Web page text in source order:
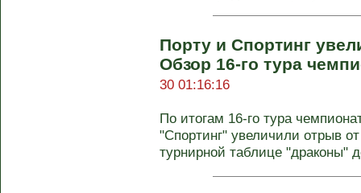
Порту и Спортинг
Обзор 16-го тура
30 01:16:16
По итогам 16-го тура
"Спортинг" увеличили отрыв
турнирной таблице "драконы"